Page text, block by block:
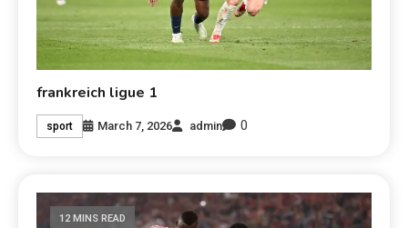
frankreich ligue 1
sport March 7, 2026 admin 0
12 MINS READ